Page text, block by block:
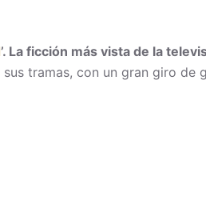
’. La ficción más vista de la
tramas, con un gran giro de